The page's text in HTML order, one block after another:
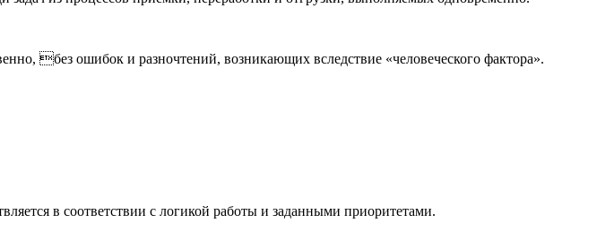
без ошибок и разночтений, возникающих вследствие «человеческого фактора».
в соответствии с логикой работы и заданными приоритетами.